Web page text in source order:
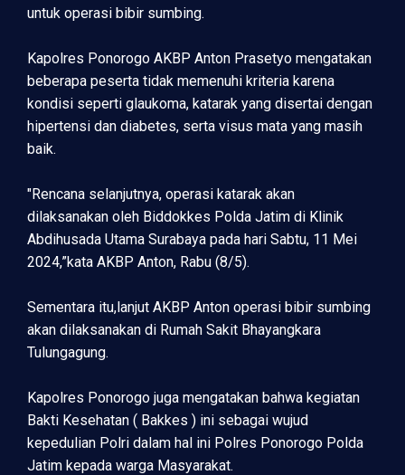
untuk operasi bibir sumbing.
Kapolres Ponorogo AKBP Anton Prasetyo mengatakan
beberapa peserta tidak memenuhi kriteria karena
kondisi seperti glaukoma, katarak yang disertai dengan
hipertensi dan diabetes, serta visus mata yang masih
baik.
"Rencana selanjutnya, operasi katarak akan
dilaksanakan oleh Biddokkes Polda Jatim di Klinik
Abdihusada Utama Surabaya pada hari Sabtu, 11 Mei
2024,”kata AKBP Anton, Rabu (8/5).
Sementara itu,lanjut AKBP Anton operasi bibir sumbing
akan dilaksanakan di Rumah Sakit Bhayangkara
Tulungagung.
Kapolres Ponorogo juga mengatakan bahwa kegiatan
Bakti Kesehatan ( Bakkes ) ini sebagai wujud
kepedulian Polri dalam hal ini Polres Ponorogo Polda
Jatim kepada warga Masyarakat.